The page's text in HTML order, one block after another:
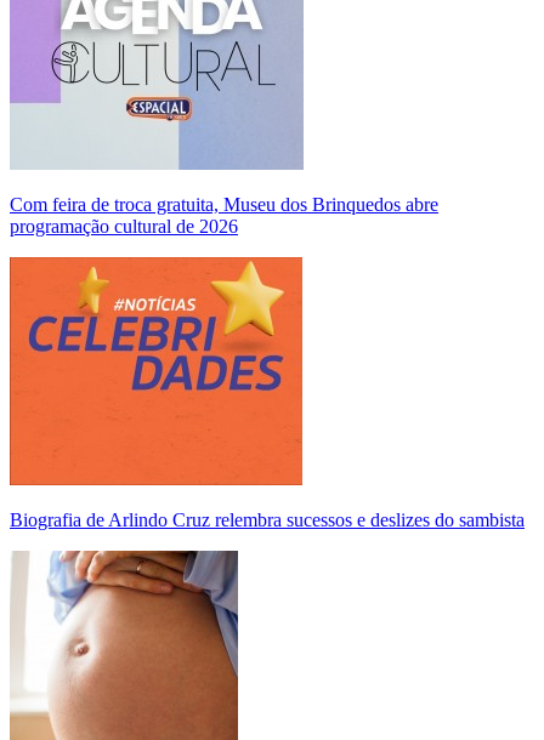
Com feira de troca gratuita, Museu dos Brinquedos abre
programação cultural de 2026
Biografia de Arlindo Cruz relembra sucessos e deslizes do sambista